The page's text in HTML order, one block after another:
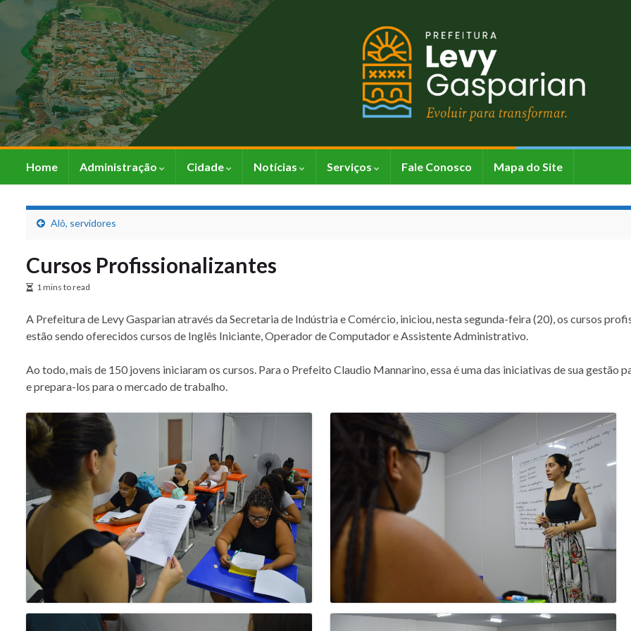
Home Administração Cidade Notícias Serviços Fale Conosco Mapa do Site
Alô, servidores
Cursos Profissionalizantes
1 mins to read
A Prefeitura de Levy Gasparian através da Secretaria de Indústria e Comércio, iniciou, nesta segunda-feira (20), os cursos
estão sendo oferecidos cursos de Inglês Iniciante, Operador de Computador e Assistente Administrativo.
Ao todo, mais de 150 jovens iniciaram os cursos. Para o Prefeito Claudio Mannarino, essa é uma das iniciativas de sua gestão
e prepara-los para o mercado de trabalho.